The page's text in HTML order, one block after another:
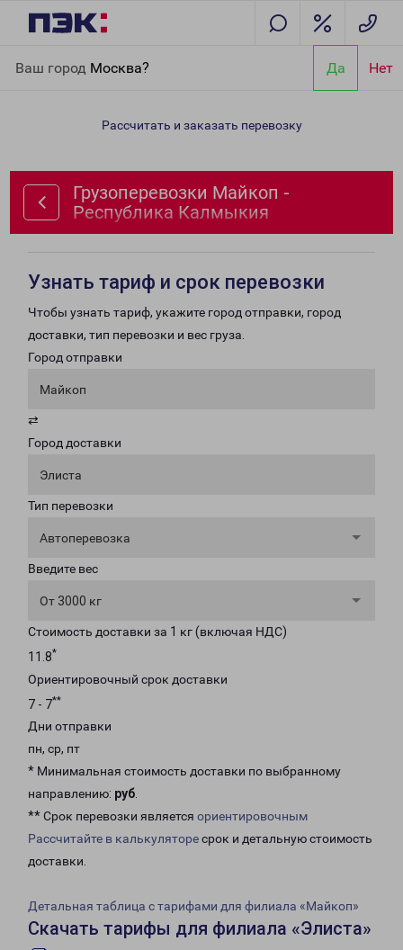
Ваш город Москва? Да Нет
Калмыкия
Рассчитать и заказать перевозку
Грузоперевозки Майкоп -
Республика Калмыкия
Узнать тариф и срок перевозки
Чтобы узнать тариф, укажите город отправки, город
доставки, тип перевозки и вес груза.
Город отправки
Майкоп
⇄
Город доставки
Элиста
Тип перевозки
Автоперевозка
Введите вес
От 3000 кг
Стоимость доставки за 1 кг (включая НДС)
11.8*
Ориентировочный срок доставки
7 - 7**
Дни отправки
пн, ср, пт
* Минимальная стоимость доставки по выбранному
направлению: руб.
** Срок перевозки является ориентировочным
Рассчитайте в калькуляторесрок и детальную стоимость
доставки.
Детальная таблица с тарифами для филиала «Майкоп»
Скачать тарифы для филиала «Элиста»